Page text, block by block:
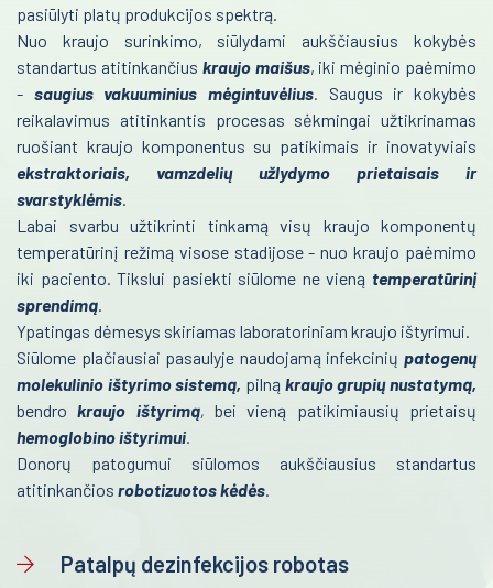
Infekcinės ligos
Endokrinologija
Anesteziologija
Kraujo centras
Reabilitacija
Kardiologija
Neurologija
Retos ligos
Radiologija
Onkologija
Genetika
Onkohematologija
Infekcinės ligos
Endokrinologija
Anesteziologija
Kraujo centras
Patalpų dezinfekcijos robotas
Mėgintuvėliai
Svarstyklės
Separatoriai
Donorų kėdės
Kraujo maišai
Hemoglobino tyrimas
Bendro kraujo ištyrimas
pasiūlyti platų produkcijos spektrą.
Nuo kraujo surinkimo, siūlydami aukščiausius kokybės
standartus atitinkančius kraujo maišus, iki mėginio paėmimo
- saugius vakuuminius mėgintuvėlius. Saugus ir kokybės
reikalavimus atitinkantis procesas sėkmingai užtikrinamas
ruošiant kraujo komponentus su patikimais ir inovatyviais
ekstraktoriais, vamzdelių užlydymo prietaisais ir
svarstyklėmis.
Labai svarbu užtikrinti tinkamą visų kraujo komponentų
temperatūrinį režimą visose stadijose - nuo kraujo paėmimo
iki paciento. Tikslui pasiekti siūlome ne vieną temperatūrinį
sprendimą.
Ypatingas dėmesys skiriamas laboratoriniam kraujo ištyrimui.
Siūlome plačiausiai pasaulyje naudojamą infekcinių patogenų
molekulinio ištyrimo sistemą, pilną kraujo grupių nustatymą,
bendro kraujo ištyrimą, bei vieną patikimiausių prietaisų
hemoglobino ištyrimui.
Donorų patogumui siūlomos aukščiausius standartus
atitinkančios robotizuotos kėdės.
Patalpų dezinfekcijos robotas